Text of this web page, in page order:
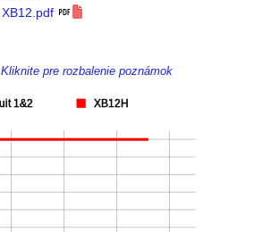
XB12.pdf
Kliknite pre rozbalenie poznámok